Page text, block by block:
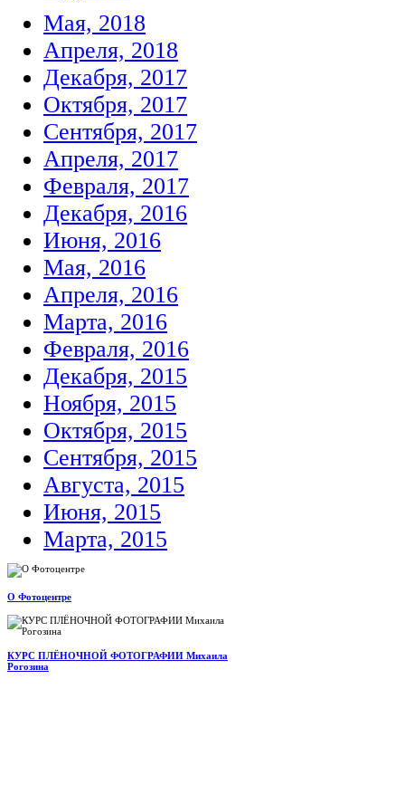
Мая, 2018
Апреля, 2018
Декабря, 2017
Октября, 2017
Сентября, 2017
Апреля, 2017
Февраля, 2017
Декабря, 2016
Июня, 2016
Мая, 2016
Апреля, 2016
Марта, 2016
Февраля, 2016
Декабря, 2015
Ноября, 2015
Октября, 2015
Сентября, 2015
Августа, 2015
Июня, 2015
Марта, 2015
О Фотоцентре
КУРС ПЛЁНОЧНОЙ ФОТОГРАФИИ Михаила
Рогозина